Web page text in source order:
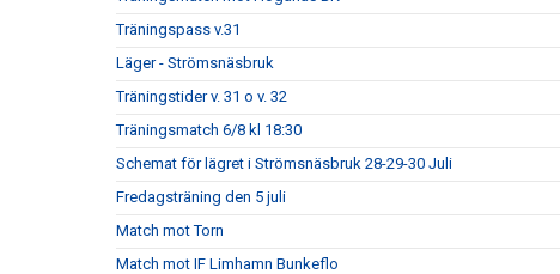
Träningspass v.31
Läger - Strömsnäsbruk
Träningstider v. 31 o v. 32
Träningsmatch 6/8 kl 18:30
Schemat för lägret i Strömsnäsbruk 28-29-30 Juli
Fredagsträning den 5 juli
Match mot Torn
Match mot IF Limhamn Bunkeflo